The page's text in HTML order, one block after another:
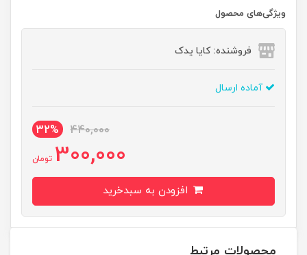
ویژگی‌های محصول
فروشنده: کایا یدک
آماده ارسال
440,000
32%
300,000 تومان
محصولات مرتبط